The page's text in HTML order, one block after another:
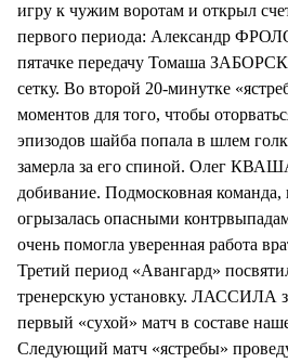
игру к чужим воротам и открыл
первого периода: Александр
пятачке передачу Томаша
сетку. Во второй 20-минутке
моментов для того, чтобы
эпизодов шайба попала в шлем
замерла за его спиной. Олег
добивание. Подмосковная команда,
огрызалась опасными
очень помогла уверенная работа
Третий период «Авангард»
тренерскую установку. ЛАССИЛА
первый «сухой» матч в составе
Следующий матч «ястребы»